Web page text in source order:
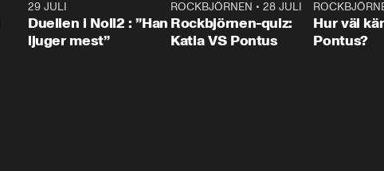
29 JULI
Duellen i Noll2 : ”Han
ljuger mest”
0:15
ROCKBJÖRNEN •28 JULI
Rockbjörnen-quiz:
Katia VS Pontus
Hur väl
Pontus?